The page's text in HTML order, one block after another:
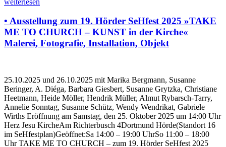
• Ausstellung zum 19. Hörder SeHfest 2025 »TAKE
ME TO CHURCH – KUNST in der Kirche«
Malerei, Fotografie, Installation, Objekt
25.10.2025 und 26.10.2025 mit Marika Bergmann, Susanne
Beringer, A. Diéga, Barbara Giesbert, Susanne Grytzka, Christiane
Heetmann, Heide Möller, Hendrik Müller, Almut Rybarsch-Tarry,
Annelie Sonntag, Susanne Schütz, Wendy Wendrikat, Gabriele
Wirths Eröffnung am Samstag, den 25. Oktober 2025 um 14:00 Uhr
Herz Jesu KircheAm Richterbusch 4Dortmund Hörde(Standort 16
im SeHfestplan)Geöffnet:Sa 14:00 – 19:00 UhrSo 11:00 – 18:00
Uhr TAKE ME TO CHURCH – zum 19. Hörder SeHfest 2025